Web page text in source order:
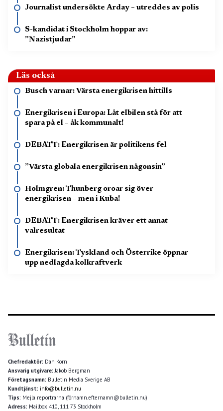
Journalist undersökte Arday – utreddes av polis
S-kandidat i Stockholm hoppar av:
”Nazistjudar”
Läs också
Busch varnar: Värsta energikrisen hittills
Energikrisen i Europa: Låt elbilen stå för att
spara på el – åk kommunalt!
DEBATT: Energikrisen är politikens fel
”Värsta globala energikrisen någonsin”
Holmgren: Thunberg oroar sig över
energikrisen – men i Kuba!
DEBATT: Energikrisen kräver ett annat
valresultat
Energikrisen: Tyskland och Österrike öppnar
upp nedlagda kolkraftverk
Chefredaktör: Dan Korn
Ansvarig utgivare: Jakob Bergman
Företagsnamn: Bulletin Media Sverige AB
Kundtjänst: info@bulletin.nu
Tips: Mejla reportrarna (förnamn.efternamn@bulletin.nu)
Adress: Mailbox 410, 111 73 Stockholm